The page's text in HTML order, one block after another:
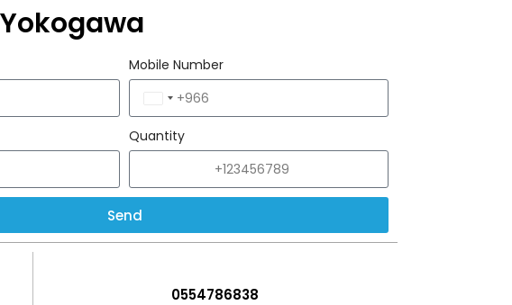
Mobile Number
Saudi
Arabia
+966
Quantity
Send
0554786838